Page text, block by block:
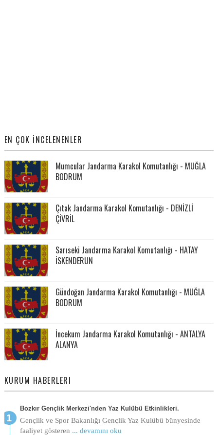
EN ÇOK İNCELENENLER
Mumcular Jandarma Karakol Komutanlığı - MUĞLA
BODRUM
Çıtak Jandarma Karakol Komutanlığı - DENİZLİ
ÇİVRİL
Sarıseki Jandarma Karakol Komutanlığı - HATAY
İSKENDERUN
Gündoğan Jandarma Karakol Komutanlığı - MUĞLA
BODRUM
İncekum Jandarma Karakol Komutanlığı - ANTALYA
ALANYA
KURUM HABERLERI
Bozkır Gençlik Merkezi'nden Yaz Kulübü Etkinlikleri.
Gençlik ve Spor Bakanlığı Gençlik Yaz Kulübü bünyesinde
faaliyet gösteren ... devamını oku